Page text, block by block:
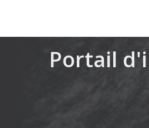
content
Portail